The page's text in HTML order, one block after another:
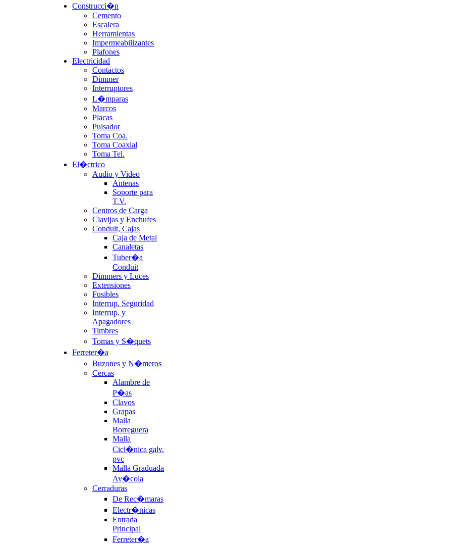
Construcci�n
Cemento
Escalera
Herramientas
Impermeabilizantes
Plafones
Electricidad
Contactos
Dimmer
Interruptores
L�mparas
Marcos
Placas
Pulsador
Toma Coa.
Toma Coaxial
Toma Tel.
El�ctrico
Audio y Video
Antenas
Soporte para
T.V.
Centros de Carga
Clavijas y Enchufes
Conduit, Cajas
Caja de Metal
Canaletas
Tuber�a
Conduit
Dimmers y Luces
Extensiones
Fusibles
Interrup. Seguridad
Interrup. y
Apagadores
Timbres
Tomas y S�quets
Ferreter�a
Buzones y N�meros
Cercas
Alambre de
P�as
Clavos
Grapas
Malla
Borreguera
Malla
Cicl�nica galv.
pvc
Malla Graduada
Av�cola
Cerraduras
De Rec�maras
Electr�nicas
Entrada
Principal
Ferreter�a